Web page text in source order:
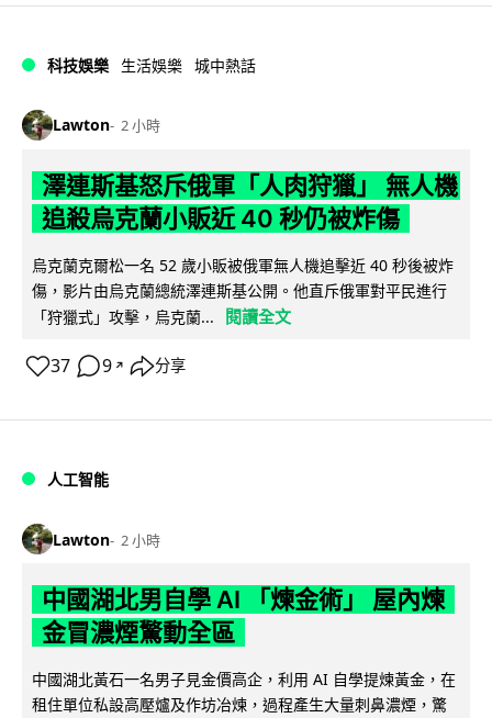
科技娛樂 生活娛樂 城中熱話
Lawton 2 小時
澤連斯基怒斥俄軍「人肉狩獵」 無人機
追殺烏克蘭小販近 40 秒仍被炸傷
烏克蘭克爾松一名 52 歲小販被俄軍無人機追擊近 40 秒後被炸
傷，影片由烏克蘭總統澤連斯基公開。他直斥俄軍對平民進行
「狩獵式」攻擊，烏克蘭...
閱讀全文
37 9 ↗ 分享
人工智能
Lawton 2 小時
中國湖北男自學 AI 「煉金術」 屋內煉
金冒濃煙驚動全區
中國湖北黃石一名男子見金價高企，利用 AI 自學提煉黃金，在
租住單位私設高壓爐及作坊冶煉，過程產生大量刺鼻濃煙，驚